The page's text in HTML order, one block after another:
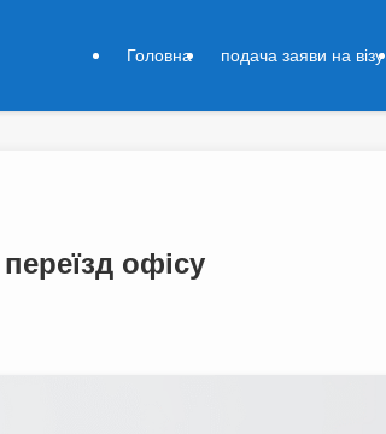
Головна подача заяви на візу
офісу